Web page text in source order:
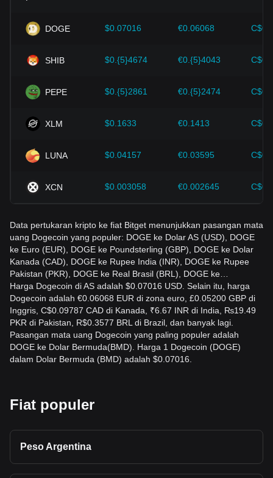
perluasan dan peningkatan keamanan-telah memberikan
kripto seperti Bitcoin.
mengambil keputusan. Setelah mempertimbangkan faktor-
perubahan harga Dogecoin di masa depan dan
menyesuaikan strategi investasi mereka di pasar yang terus
DOGE $0.07016 €0.06068
SHIB $0.{5}4674 €0.{5}4043
PEPE $0.{5}2861 €0.{5}2474
XLM $0.1633 €0.1413
LUNA $0.04157 €0.03595
XCN $0.003058 €0.002645
Data pertukaran kripto ke fiat Bitget menunjukkan pasangan mata
uang Dogecoin yang populer: DOGE ke Dolar AS (USD), DOGE
ke Euro (EUR), DOGE ke Poundsterling (GBP), DOGE ke Dolar
Kanada (CAD), DOGE ke Rupee India (INR), DOGE ke Rupee
Pakistan (PKR), DOGE ke Real Brasil (BRL), DOGE ke…
Harga Dogecoin di AS adalah $0.07016 USD. Selain itu, harga
Dogecoin adalah €0.06068 EUR di zona euro, £0.05200 GBP di
Inggris, C$0.09787 CAD di Kanada, ₹6.67 INR di India, ₨19.49
PKR di Pakistan, R$0.3577 BRL di Brazil, dan banyak lagi.
Pasangan mata uang Dogecoin yang paling populer adalah
DOGE ke Dolar Bermuda(BMD). Harga 1 Dogecoin (DOGE)
dalam Dolar Bermuda (BMD) adalah $0.07016.
Fiat populer
Peso Argentina